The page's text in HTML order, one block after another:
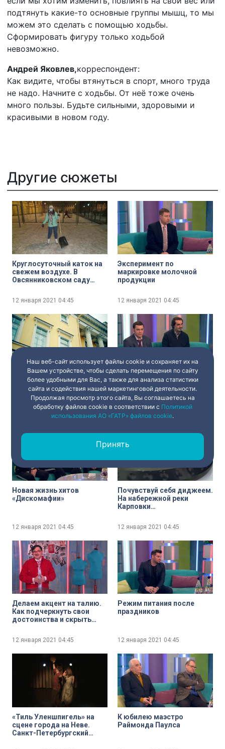
подтянуть какие-то основные группы мышц, то мы
можем это сделать с помощью ходьбы.
Сформировать фигуру только ходьбой
невозможно.
Андрей Яковлев,корреспондент:
Как видите, чтобы втянуться в спорт, много труда
не надо. Начните с ходьбы. От неё тоже очень
много пользы. Будьте сильными, здоровыми и
красивыми в новом году.
Другие сюжеты
Круглосуточный каток на
свежем воздухе. В
Овсянниковском саду
12 января 2021 04:45
Эксперимент по
маркировке молочной
продукции
12 января 2021 04:45
Дневник Победы.
Наступление советских
войск зимой 1943 года
12 января 202104:45
Выставка «Художники —
врачам»
12 января 202104:45
Новая жизнь хитов
«Дискомафии»
12 января 2021 04:45
Почувствуй себя диджеем.
На набережной реки
Карповки
желающий может
12 января 2021 04:45
Делаем акцент на талию.
Как подчеркнуть свои
достоинства и скрыть
12 января 2021 04:45
Режим питания после
праздников
12 января 2021 04:45
«Тиль Уленшпигель» на
сцене города на Неве.
Санкт-Петербургский
К юбилею маэстро
Раймонда Паулса
Наш веб-сайт использует файлы cookie и сохраняет их на
Вашем устройстве, чтобы сделать перемещения по сайту
более удобными для Вас, а также для анализа статистики
сайта и содействия нашей маркетинговой деятельности.
Продолжая просмотр этого сайта, Вы соглашаетесь на
обработку файлов cookie в соответствии с Политикой
использования АО «ГАТР» файлов cookie.
Принять